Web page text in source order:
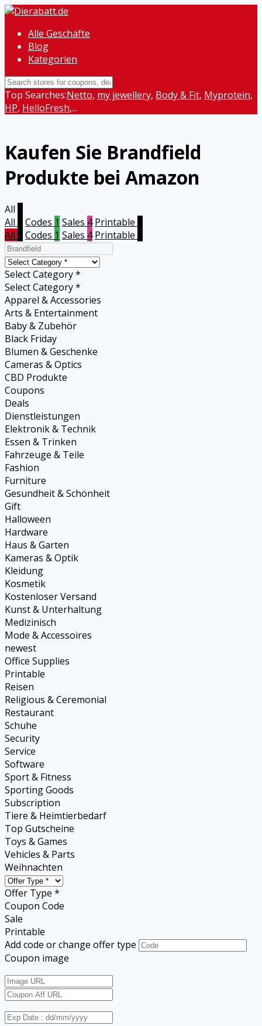
Alle Geschäfte
Blog
Kategorien
Top Searches:Netto, my jewellery, Body & Fit, Myprotein,
HP, HelloFresh,...
Kaufen Sie Brandfield
Produkte bei Amazon
All
All
Codes 1 Sales 4 Printable
All
Codes 1 Sales 4 Printable
Select Category *
Select Category *
Apparel & Accessories
Arts & Entertainment
Baby & Zubehör
Black Friday
Blumen & Geschenke
Cameras & Optics
CBD Produkte
Coupons
Deals
Dienstleistungen
Elektronik & Technik
Essen & Trinken
Fahrzeuge & Teile
Fashion
Furniture
Gesundheit & Schönheit
Gift
Halloween
Hardware
Haus & Garten
Kameras & Optik
Kleidung
Kosmetik
Kostenloser Versand
Kunst & Unterhaltung
Medizinisch
Mode & Accessoires
newest
Office Supplies
Printable
Reisen
Religious & Ceremonial
Restaurant
Schuhe
Security
Service
Software
Sport & Fitness
Sporting Goods
Subscription
Tiere & Heimtierbedarf
Top Gutscheine
Toys & Games
Vehicles & Parts
Weihnachten
Offer Type *
Coupon Code
Sale
Printable
Add code or change offer type
Coupon image